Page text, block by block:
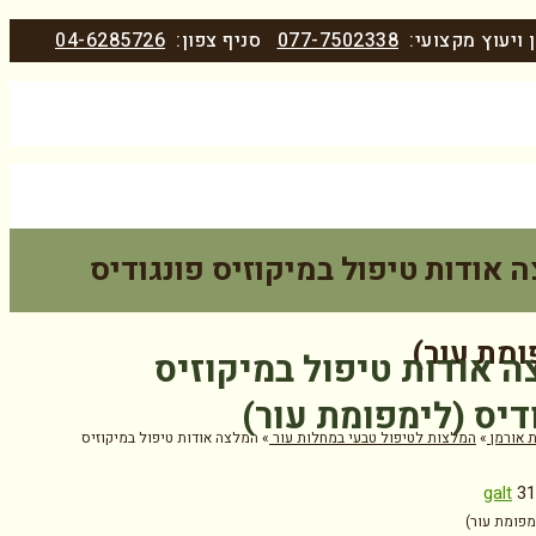
ויעוץ מקצועי: 077-7502338 סניף צפון: 04-6285726
אודות טיפול במיקוזיס פונגודיס
עור)
אורמן » המלצות לטיפול טבעי במחלות עור » המלצה אודות טיפול במיקוזיס
עור)
אודות טיפול במיקוזיס
(לימפומת עור)
galt